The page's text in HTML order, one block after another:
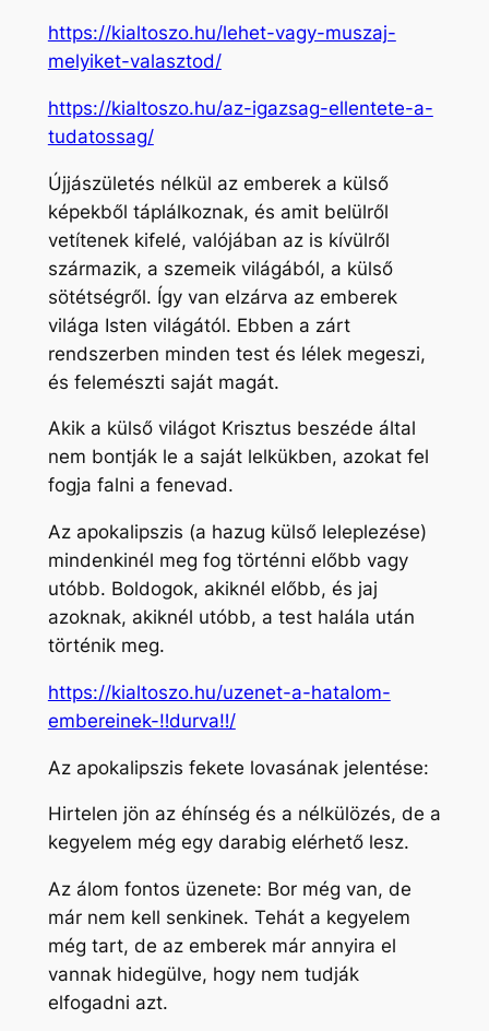
https://kialtoszo.hu/lehet-vagy-muszaj-
melyiket-valasztod/
https://kialtoszo.hu/az-igazsag-ellentete-a-
tudatossag/
Újjászületés nélkül az emberek a külső
képekből táplálkoznak, és amit belülről
vetítenek kifelé, valójában az is kívülről
származik, a szemeik világából, a külső
sötétségről. Így van elzárva az emberek
világa Isten világától. Ebben a zárt
rendszerben minden test és lélek megeszi,
és felemészti saját magát.
Akik a külső világot Krisztus beszéde által
nem bontják le a saját lelkükben, azokat fel
fogja falni a fenevad.
Az apokalipszis (a hazug külső leleplezése)
mindenkinél meg fog történni előbb vagy
utóbb. Boldogok, akiknél előbb, és jaj
azoknak, akiknél utóbb, a test halála után
történik meg.
https://kialtoszo.hu/uzenet-a-hatalom-
embereinek-‼durva‼/
Az apokalipszis fekete lovasának jelentése:
Hirtelen jön az éhínség és a nélkülözés, de a
kegyelem még egy darabig elérhető lesz.
Az álom fontos üzenete: Bor még van, de
már nem kell senkinek. Tehát a kegyelem
még tart, de az emberek már annyira el
vannak hidegülve, hogy nem tudják
elfogadni azt.